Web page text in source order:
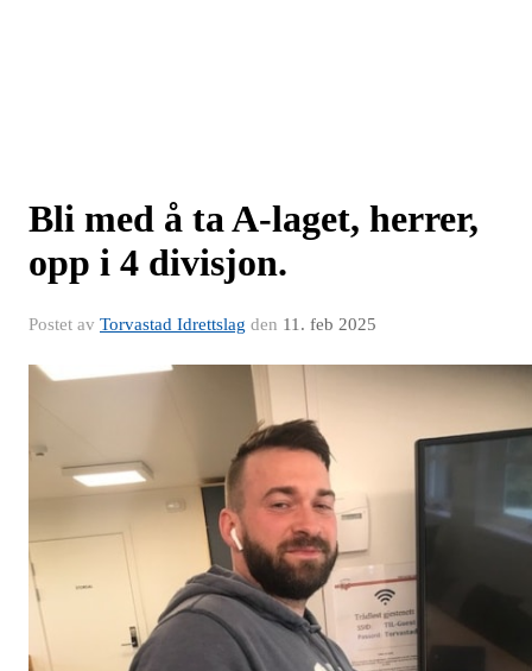
Bli med å ta A-laget, herrer,
opp i 4 divisjon.
Postet av Torvastad Idrettslag den 11. feb 2025